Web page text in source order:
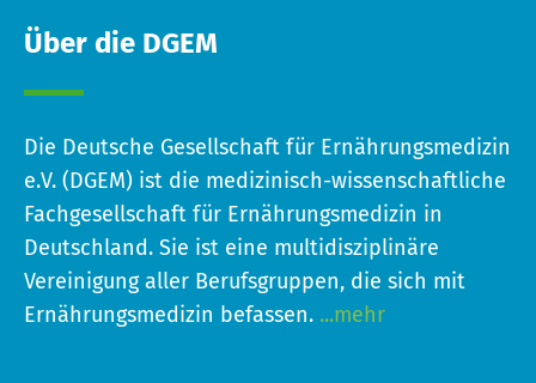
Über die DGEM
Die Deutsche Gesellschaft für Ernährungsmedizin
e.V. (DGEM) ist die medizinisch-wissenschaftliche
Fachgesellschaft für Ernährungsmedizin in
Deutschland. Sie ist eine multidisziplinäre
Vereinigung aller Berufsgruppen, die sich mit
Ernährungsmedizin befassen. ...mehr